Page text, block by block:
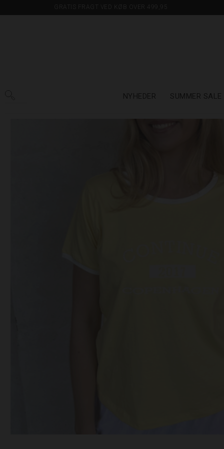
GRATIS FRAGT VED KØB OVER 499,95
NYHEDER SUMMER SALE